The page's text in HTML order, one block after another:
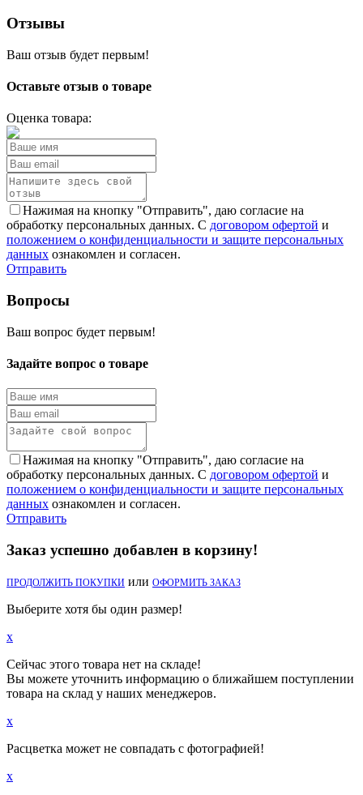
Отзывы
Ваш отзыв будет первым!
Оставьте отзыв о товаре
Оценка товара:
Нажимая на кнопку "Отправить", даю согласие на
обработку персональных данных. С договором офертой и
положением о конфиденциальности и защите персональных
данных ознакомлен и согласен.
Отправить
Вопросы
Ваш вопрос будет первым!
Задайте вопрос о товаре
Нажимая на кнопку "Отправить", даю согласие на
обработку персональных данных. С договором офертой и
положением о конфиденциальности и защите персональных
данных ознакомлен и согласен.
Отправить
Заказ успешно добавлен в корзину!
ПРОДОЛЖИТЬ ПОКУПКИ или ОФОРМИТЬ ЗАКАЗ
Выберите хотя бы один размер!
x
Сейчас этого товара нет на складе!
Вы можете уточнить информацию о ближайшем поступлении
товара на склад у наших менеджеров.
x
Расцветка может не совпадать с фотографией!
x